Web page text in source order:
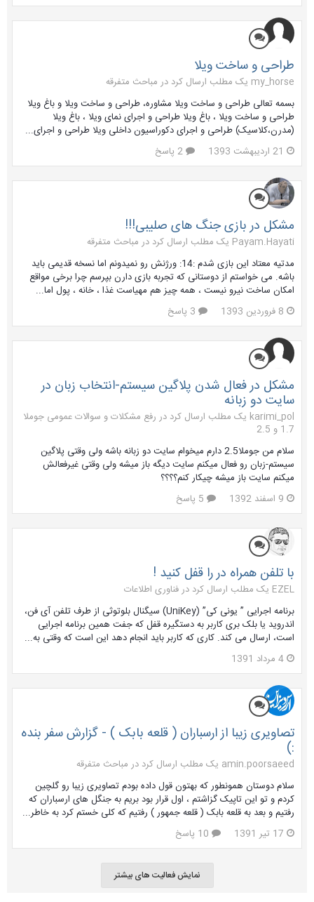
طراحی و ساخت ویلا
my_horse یک مطلب ارسال کرد در
مباحث متفرقه
بسمه تعالی طراحی و ساخت ویلا مشاوره، طراحی و ساخت ويلا و باغ ويلا
طراحی و ساخت ویلا ، باغ ویلا طراحی و اجرای نمای ویلا ، باغ ویلا
(مدرن،کلاسیک) طراحی و اجرای دکوراسیون داخلی ویلا طراحی و اجرای...
21 اردیبهشت 1393
مشکل در بازی جنگ های صلیبی!!!
Payam.Hayati یک مطلب ارسال کرد در
مباحث متفرقه
مدتیه معتاد این بازی شدم :14: ورژنش رو نمیدونم اما نسخه قدیمی باید
باشه. می خواستم از دوستانی که تجربه بازی دارن بپرسم چرا برخی مواقع
امکان ساخت نیرو نیست ، همه چیز هم مهیاست غذا ، خانه ، پول اما...
8 فروردین 1393
مشکل در فعال شدن پلاگین سیستم-انتخاب زبان در
سایت دو زبانه
karimi_pol یک مطلب ارسال کرد در
رفع مشکلات و سوالات عمومی جوملا
1.7 و 2.5
سلام من جوملا2.5 دارم میخوام سایت دو زبانه باشه ولی وقتی پلاگین
سیستم-زبان رو فعال میکنم سایت دیگه باز میشه ولی وقتی غیرفعالش
میکنم سایت باز میشه چیکار کنم؟؟؟؟
9 اسفند 1392
با تلفن همراه در را قفل کنید !
EZEL یک مطلب ارسال کرد در
فناوری اطلاعات
برنامه اجرایی ” یونی کی” (UniKey) سیگنال بلوتوثی از طرف تلفن آی فن،
اندروید یا بلک بری کاربر به دستگیره قفل که جفت همین برنامه اجرایی
است، ارسال می کند. کاری که کاربر باید انجام دهد این است که وقتی به...
4 مرداد 1391
تصاویری زیبا از ارسباران ( قلعه بابک ) - گزارش سفر بنده
:)
amin.poorsaeed یک مطلب ارسال کرد در
مباحث متفرقه
سلام دوستان همونطور که بهتون قول داده بودم تصاویری زیبا رو گلچین
کردم و تو این تاپیک گزاشتم ، اول قرار بود بریم به جنگل های ارسباران که
رفتیم و بعد به قلعه بابک ( قلعه جمهور ) رفتیم که کلی خستم کرد به خاطر...
17 تیر 1391
نمایش فعالیت های بیشتر